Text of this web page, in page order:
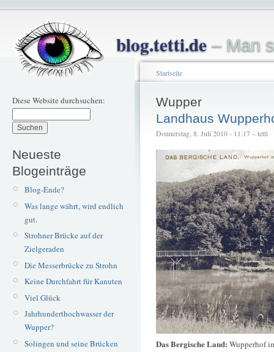
blog.tetti.de– Man
Diese Website durchsuchen:
Neueste
Blogeinträge
Blog-Ende?
Was lange währt, wird endlich
gut.
Strohner Brücke auf der
Zielgeraden
Die Messerbrücke zu Strohn
Keine Durchfahrt für Kanuten
Viel Glück
Jahrhunderthochwasser der
Wupper?
Solingen und seine Brücken
Startseite
Wupper
Landhaus
Donnerstag, 8. Juli 2010 - 11:17 – tetti
Das Bergische Land: Wupperhof